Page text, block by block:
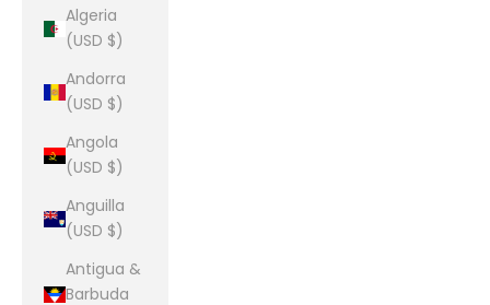
Algeria
(USD $)
Andorra
(USD $)
Angola
(USD $)
Anguilla
(USD $)
Antigua &
Barbuda